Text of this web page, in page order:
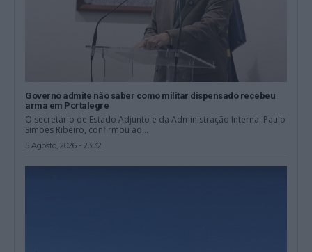
Governo admite não saber como militar dispensado recebeu
arma em Portalegre
O secretário de Estado Adjunto e da Administração Interna, Paulo
Simões Ribeiro, confirmou ao...
5 Agosto, 2026 - 23:32